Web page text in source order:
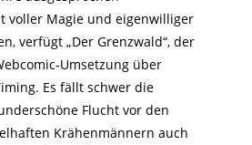
voller Magie und eigenwilliger
verfügt „Der Grenzwald“, der
Umsetzung über
Es fällt schwer die
Flucht vor den
Krähenmännern auch